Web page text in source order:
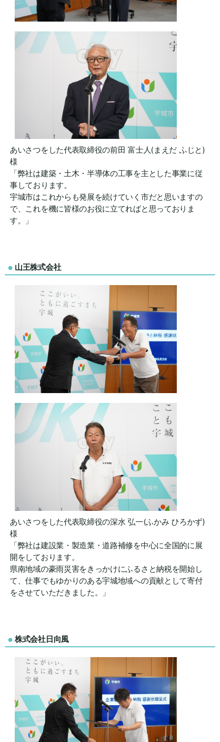
あいさつをした代表取締役の前田 富士人(まえだ ふじと)
様
「弊社は建築・土木・半導体の工事を主とした事業に従
事しております。
宇城市はこれからも発展を続けていく市だと思いますの
で、これを機に皆様のお役に立てればと思っておりま
す。」
山王株式会社
あいさつをした代表取締役の深水 弘一(ふかみ ひろかず)
様
「弊社は建設業・製造業・道路補修を中心に全国的に展
開をしております。
県南地域の豪雨災害をきっかけにふるさと納税を開始し
て、仕事でもゆかりのある宇城地域への貢献として寄付
をさせていただきました。」
株式会社日向風